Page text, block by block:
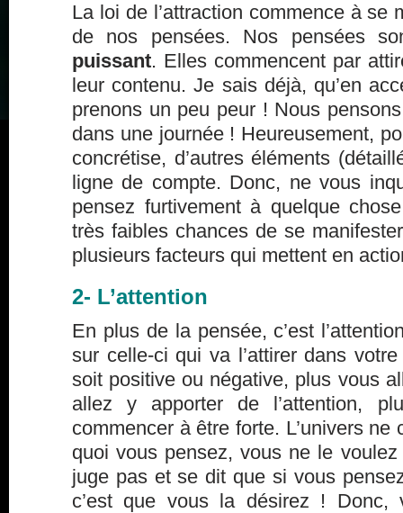
La loi de l’attraction commence à se
de nos pensées. Nos pensées
puissant. Elles commencent par
leur contenu. Je sais déjà, qu’en
prenons un peu peur ! Nous
dans une journée ! Heureusement,
concrétise, d’autres éléments
ligne de compte. Donc, ne vous
pensez furtivement à quelque
très faibles chances de se
plusieurs facteurs qui mettent en
2- L’attention
En plus de la pensée, c’est
sur celle-ci qui va l’attirer dans
soit positive ou négative, plus vous
allez y apporter de l’attention,
commencer à être forte. L’univers
quoi vous pensez, vous ne le
juge pas et se dit que si vous
c’est que vous la désirez !